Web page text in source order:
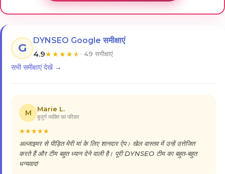
G
DYNSEO Google समीक्षाएं
4.9★★★★★ · 49 समीक्षाएं
सभी समीक्षाएं देखें →
M Marie L.
बुजुर्ग व्यक्ति का परिवार
★★★★★
अल्जाइमर से पीड़ित मेरी मां के लिए शानदार ऐप। खेल वास्तव में उन्हें उत्तेजित
करते हैं और टीम बहुत ध्यान देने वाली है। पूरी DYNSEO टीम का बहुत-बहुत
धन्यवाद!